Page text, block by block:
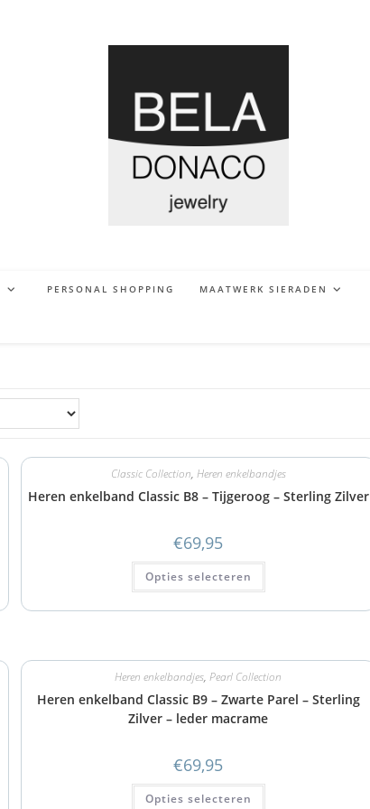
PERSONAL SHOPPING MAATWERK SIERADEN
Classic Collection, Heren enkelbandjes
Heren enkelband Classic B8 – Tijgeroog – Sterling Zilver
€69,95
Opties selecteren
Heren enkelbandjes,Pearl Collection
Heren enkelband Classic B9 – Zwarte Parel – Sterling
Zilver – leder macrame
€69,95
Opties selecteren